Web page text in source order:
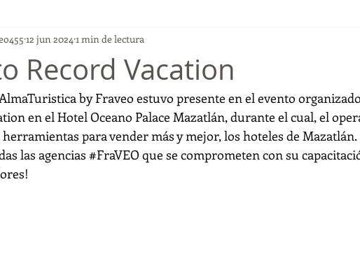
Record Vacation
12 jun 2024 1 min de lectura
by Fraveo estuvo presente en el evento
en el Hotel Oceano Palace Mazatlán, durante el cual, el
para vender más y mejor, los hoteles de Mazatlán.
las agencias #FraVEO que se comprometen con su